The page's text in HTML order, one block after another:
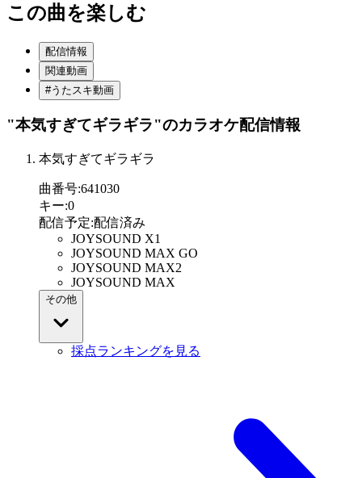
この曲を楽しむ
配信情報
関連動画
#うたスキ動画
"本気すぎてギラギラ"のカラオケ配信情報
本気すぎてギラギラ
曲番号:641030
キー:0
配信予定:配信済み
JOYSOUND X1
JOYSOUND MAX GO
JOYSOUND MAX2
JOYSOUND MAX
その他
採点ランキングを見る